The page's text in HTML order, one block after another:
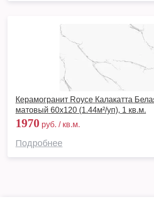
Керамогранит Royce Калакатта
матовый 60x120 (1.44м²/уп), 1 кв.м.
1970 руб. / кв.м.
Подробнее